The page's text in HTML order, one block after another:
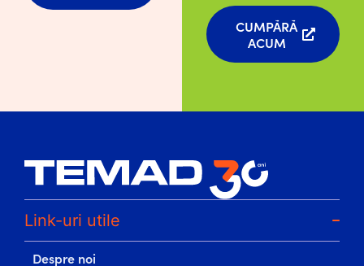
CUMPĂRĂ
ACUM
Link-uri utile
Despre noi